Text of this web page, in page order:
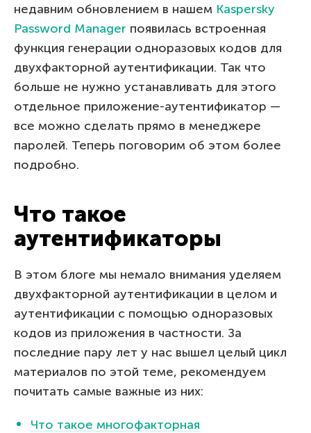
недавним обновлением в нашем Kaspersky
Password Manager появилась встроенная
функция генерации одноразовых кодов для
двухфакторной аутентификации. Так что
больше не нужно устанавливать для этого
отдельное приложение-аутентификатор —
все можно сделать прямо в менеджере
паролей. Теперь поговорим об этом более
подробно.
Что такое
аутентификаторы
В этом блоге мы немало внимания уделяем
двухфакторной аутентификации в целом и
аутентификации с помощью одноразовых
кодов из приложения в частности. За
последние пару лет у нас вышел целый цикл
материалов по этой теме, рекомендуем
почитать самые важные из них:
Что такое многофакторная